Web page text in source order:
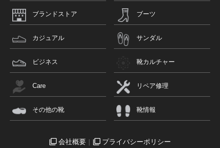
ブランドストア ブーツ
カジュアル サンダル
ビジネス 靴カルチャー
Care リペア修理
その他の靴 靴情報
会社概要 プライバシーポリシー